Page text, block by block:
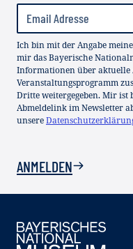
Ich bin mit der Angabe
mir das Bayerische
Informationen über aktuelle
Veranstaltungsprogramm
Dritte weitergegeben. Mir ist
Abmeldelink im Newsletter
unsere
ANMELDEN